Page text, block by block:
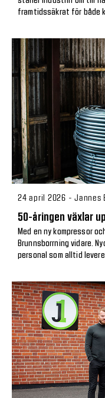
framtidssäkrat för både
24 april 2026 - Jannes
50-åringen växlar
Med en ny kompressor
Brunnsborrning vidare.
personal som alltid